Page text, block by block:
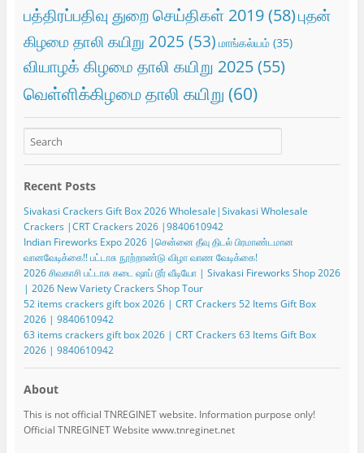
பத்திரப்பதிவு துறை செய்திகள் 2019(58)புதன்
கிழமை தாலி கயிறு 2025 (53) மாங்கல்யம்(35)
வியாழக் கிழமை தாலி கயிறு 2025(55)
வெள்ளிக்கிழமை தாலி கயிறு (60)
Recent Posts
Sivakasi Crackers Gift Box 2026 Wholesale|Sivakasi Wholesale
Crackers |CRT Crackers 2026 |9840610942
Indian Fireworks Expo 2026 |சென்னை தீவு திடல் பிரமாண்டமான
வானவேடிக்கை!! பட்டாசு நூற்றாண்டு விழா வாண வேடிக்கை!
2026 சிவகாசி பட்டாசு கடை ஷாப் டூர் வீடியோ | Sivakasi Fireworks Shop 2026
| 2026 New Variety Crackers Shop Tour
52 items crackers gift box 2026 | CRT Crackers 52 Items Gift Box
2026 | 9840610942
63 items crackers gift box 2026 | CRT Crackers 63 Items Gift Box
2026 | 9840610942
About
This is not official TNREGINET website. Information purpose only!
Official TNREGINET Website www.tnreginet.net